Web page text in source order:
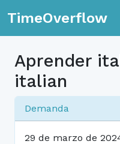
TimeOverflow
Aprender
italian
Demanda
29 de marzo de